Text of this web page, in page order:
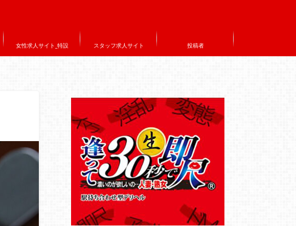
女性求人サイト_特設 スタッフ求人サイト 投稿者